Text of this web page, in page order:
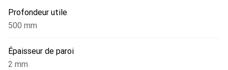
Profondeur utile
500 mm
Épaisseur de paroi
2 mm